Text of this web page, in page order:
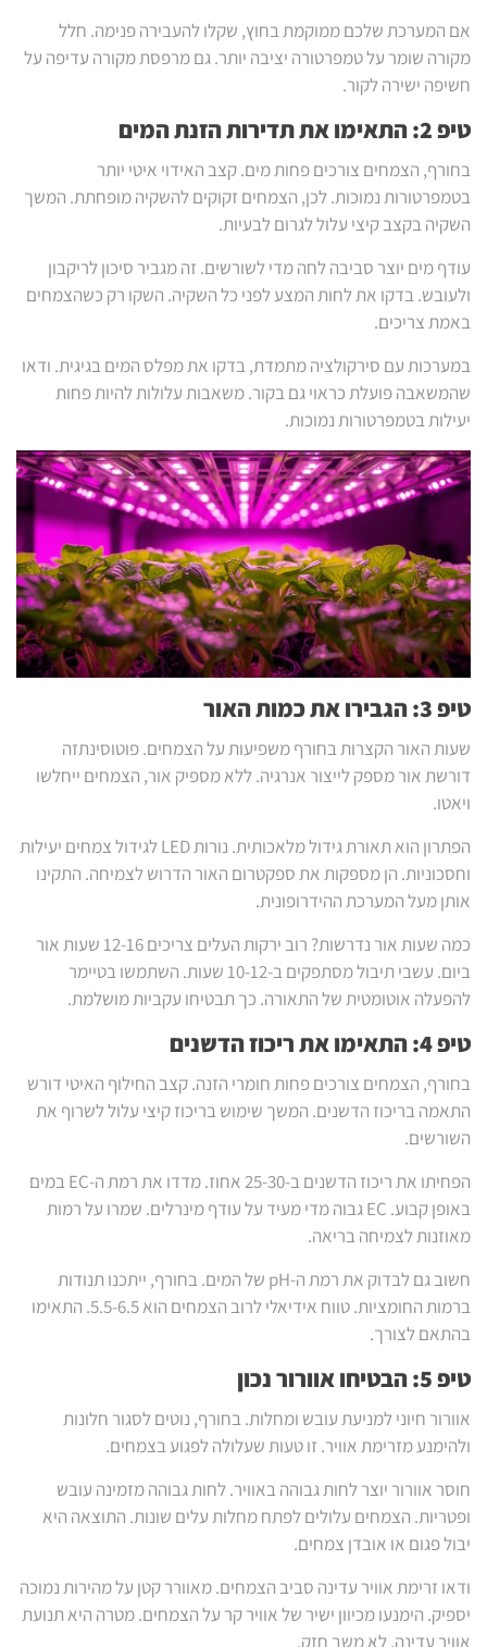
אם המערכת שלכם ממוקמת בחוץ, שקלו להעבירה פנימה. חלל
מקורה שומר על טמפרטורה יציבה יותר. גם מרפסת מקורה עדיפה על
חשיפה ישירה לקור.
טיפ 2: התאימו את תדירות הזנת המים
בחורף, הצמחים צורכים פחות מים. קצב האידוי איטי יותר
בטמפרטורות נמוכות. לכן, הצמחים זקוקים להשקיה מופחתת. המשך
השקיה בקצב קיצי עלול לגרום לבעיות.
עודף מים יוצר סביבה לחה מדי לשורשים. זה מגביר סיכון לריקבון
ולעובש. בדקו את לחות המצע לפני כל השקיה. השקו רק כשהצמחים
באמת צריכים.
במערכות עם סירקולציה מתמדת, בדקו את מפלס המים בגיגית. ודאו
שהמשאבה פועלת כראוי גם בקור. משאבות עלולות להיות פחות
יעילות בטמפרטורות נמוכות.
טיפ 3: הגבירו את כמות האור
שעות האור הקצרות בחורף משפיעות על הצמחים. פוטוסינתזה
דורשת אור מספק לייצור אנרגיה. ללא מספיק אור, הצמחים ייחלשו
ויאטו.
הפתרון הוא תאורת גידול מלאכותית. נורות LED לגידול צמחים יעילות
וחסכוניות. הן מספקות את ספקטרום האור הדרוש לצמיחה. התקינו
אותן מעל המערכת ההידרופונית.
כמה שעות אור נדרשות? רוב ירקות העלים צריכים 12-16 שעות אור
ביום. עשבי תיבול מסתפקים ב-10-12 שעות. השתמשו בטיימר
להפעלה אוטומטית של התאורה. כך תבטיחו עקביות מושלמת.
טיפ 4: התאימו את ריכוז הדשנים
בחורף, הצמחים צורכים פחות חומרי הזנה. קצב החילוף האיטי דורש
התאמה בריכוז הדשנים. המשך שימוש בריכוז קיצי עלול לשרוף את
השורשים.
הפחיתו את ריכוז הדשנים ב-25-30 אחוז. מדדו את רמת ה-EC במים
באופן קבוע. EC גבוה מדי מעיד על עודף מינרלים. שמרו על רמות
מאוזנות לצמיחה בריאה.
חשוב גם לבדוק את רמת ה-pH של המים. בחורף, ייתכנו תנודות
ברמות החומציות. טווח אידיאלי לרוב הצמחים הוא 5.5-6.5. התאימו
בהתאם לצורך.
טיפ 5: הבטיחו אוורור נכון
אוורור חיוני למניעת עובש ומחלות. בחורף, נוטים לסגור חלונות
ולהימנע מזרימת אוויר. זו טעות שעלולה לפגוע בצמחים.
חוסר אוורור יוצר לחות גבוהה באוויר. לחות גבוהה מזמינה עובש
ופטריות. הצמחים עלולים לפתח מחלות עלים שונות. התוצאה היא
יבול פגום או אובדן צמחים.
ודאו זרימת אוויר עדינה סביב הצמחים. מאוורר קטן על מהירות נמוכה
יספיק. הימנעו מכיוון ישיר של אוויר קר על הצמחים. מטרה היא תנועת
אוויר עדינה, לא משב חזק.